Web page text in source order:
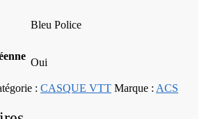
Bleu Police
Oui
: CASQUE VTT Marque : ACS